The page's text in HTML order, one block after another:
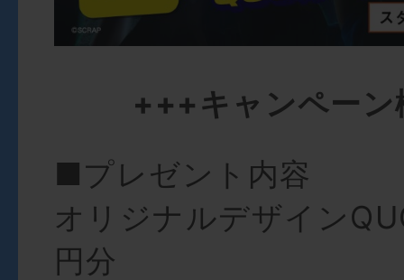
+++キャンペー
■プレゼント内容
オリジナルデザイン
円分